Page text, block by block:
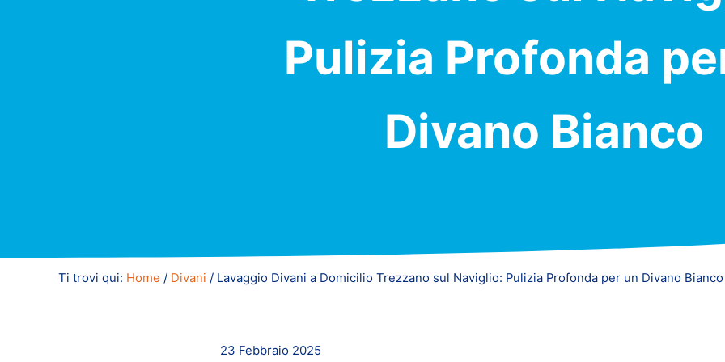
Pulizia Profonda
Divano Bianco
Ti trovi qui: Home / Divani / Lavaggio Divani a Domicilio Trezzano sul Naviglio: Pulizia Profonda per un Divano Bianco
23 Febbraio 2025